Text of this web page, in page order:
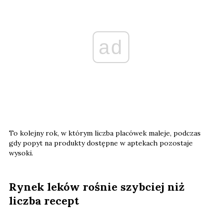
ad
To kolejny rok, w którym liczba placówek maleje, podczas
gdy popyt na produkty dostępne w aptekach pozostaje
wysoki.
Rynek leków rośnie szybciej niż
liczba recept